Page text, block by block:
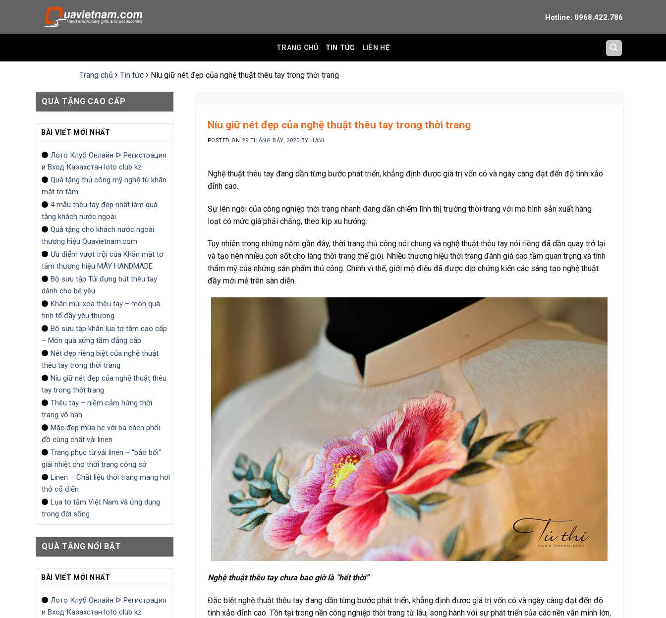
Hotline: 0968.422.786
TRANG CHỦ TIN TỨC LIÊN HỆ
Trang chủ Tin tức Níu giữ nét đẹp của nghệ thuật thêu tay trong thời trang
QUÀ TẶNG CAO CẤP
BÀI VIẾT MỚI NHẤT
Лото Клуб Онлайн ᐉ Регистрация
и Вход Казахстан loto club kz
Quà tặng thủ công mỹ nghệ từ khăn
mặt tơ tằm
4 mẫu thêu tay đẹp nhất làm quà
tặng khách nước ngoài
Quà tặng cho khách nước ngoài
thương hiệu Quavietnam.com
Ưu điểm vượt trội của Khăn mặt tơ
tằm thương hiệu MÂY HANDMADE
Bộ sưu tập Túi đựng bút thêu tay
dành cho bé yêu
Khăn mùi xoa thêu tay – món quà
tinh tế đầy yêu thương
Bộ sưu tập khăn lụa tơ tằm cao cấp
– Món quà xứng tầm đẳng cấp
Nét đẹp riêng biệt của nghệ thuật
thêu tay trong thời trang
Níu giữ nét đẹp của nghệ thuật thêu
tay trong thời trang
Thêu tay – niềm cảm hứng thời
trang vô hạn
Mặc đẹp mùa hè với ba cách phối
đồ cùng chất vải linen
Trang phục từ vải linen – “bảo bối”
giải nhiệt cho thời trang công sở
Linen – Chất liệu thời trang mang hơi
thở cổ điển
Lụa tơ tằm Việt Nam và ứng dụng
trong đời sống
QUÀ TẶNG NỔI BẬT
BÀI VIẾT MỚI NHẤT
Лото Клуб Онлайн ᐉ Регистрация
и Вход Казахстан loto club kz
Níu giữ nét đẹp của nghệ thuật thêu tay trong thời trang
POSTED ON 29 THÁNG BẢY, 2020 BY HAVI
Nghệ thuật thêu tay đang dần từng bước phát triển, khẳng định được giá trị vốn có và ngày càng đạt đến độ tinh xảo
đỉnh cao.
Sự lên ngôi của công nghiệp thời trang nhanh đang dần chiếm lĩnh thị trường thời trang với mô hình sản xuất hàng
loạt có mức giá phải chăng, theo kịp xu hướng.
Tuy nhiên trong những năm gần đây, thời trang thủ công nói chung và nghệ thuật thêu tay nói riêng đã dần quay trở lại
và tạo nên nhiều cơn sốt cho làng thời trang thế giới. Nhiều thương hiệu thời trang đánh giá cao tầm quan trọng và tính
thẩm mỹ của những sản phẩm thủ công. Chính vì thế, giới mộ điệu đã được dịp chứng kiến các sáng tạo nghệ thuật
đầy mới mẻ trên sàn diễn.
Nghệ thuật thêu tay chưa bao giờ là “hết thời”
Đặc biệt nghệ thuật thêu tay đang dần từng bước phát triển, khẳng định được giá trị vốn có và ngày càng đạt đến độ
tinh xảo đỉnh cao. Tồn tại trong nền công nghiệp thời trang từ lâu, song hành với sự phát triển của các nền văn minh lớn,